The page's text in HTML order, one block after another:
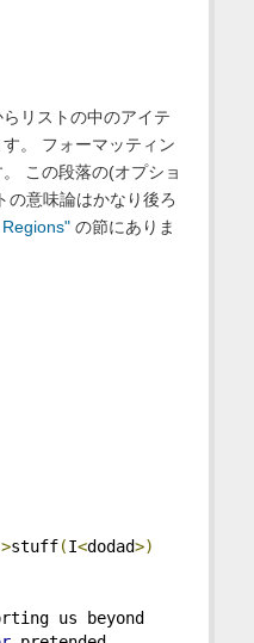
リストの中のアイテ
。 フォーマッティン
この段落の(オプショ
の意味論はかなり後ろ
の節にありま
stuff(I<dodad>)
us beyond